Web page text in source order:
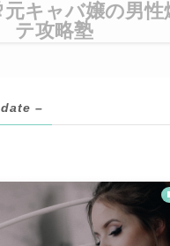
キャバ嬢の男性
テ攻略塾
–